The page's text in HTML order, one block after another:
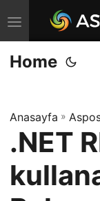
G
e
z
m
i
D
Home
Anasayfa »
.NET